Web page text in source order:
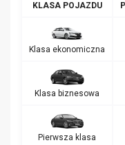
KLASA POJAZDU
Klasa ekonomiczna
Klasa biznesowa
Pierwsza klasa